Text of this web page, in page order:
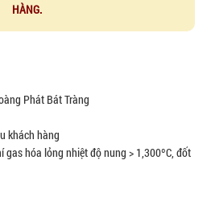
HÀNG.
Phát Bát Tràng
khách hàng
hóa lỏng nhiệt độ nung > 1,300ºC, đốt